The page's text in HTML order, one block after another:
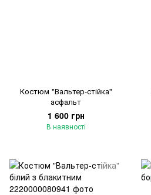
Костюм "Вальтер-стійка"
асфальт
1 600 грн
В наявності